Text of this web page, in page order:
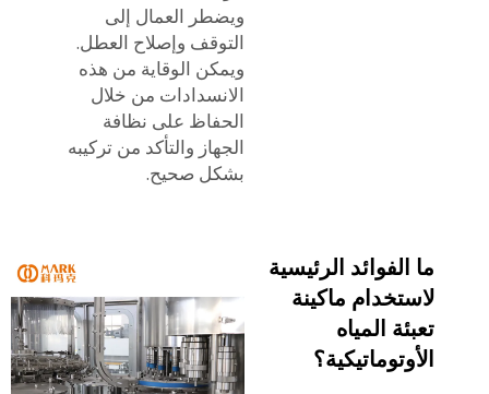
ويضطر العمال إلى
التوقف وإصلاح العطل.
ويمكن الوقاية من هذه
الانسدادات من خلال
الحفاظ على نظافة
الجهاز والتأكد من تركيبه
بشكل صحيح.
ما الفوائد الرئيسية
لاستخدام ماكينة
تعبئة المياه
الأوتوماتيكية؟